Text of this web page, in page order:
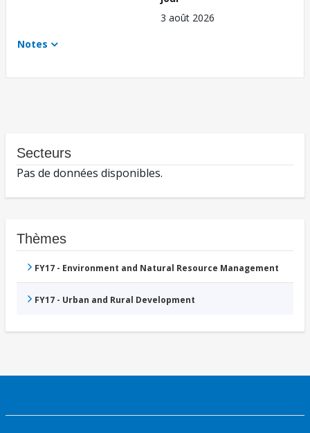
3 août 2026
Notes
Secteurs
Pas de données disponibles.
Thèmes
FY17 - Environment and Natural Resource Management
FY17 - Urban and Rural Development